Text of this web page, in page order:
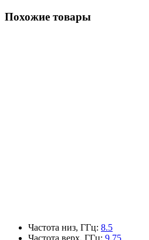
Похожие товары
Частота низ, ГГц: 8.5
Частота верх, ГГц: 9.75